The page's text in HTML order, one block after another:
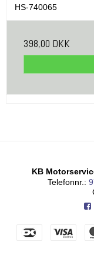
HS-740065
398,00 DKK
KB
Telefonnr. :